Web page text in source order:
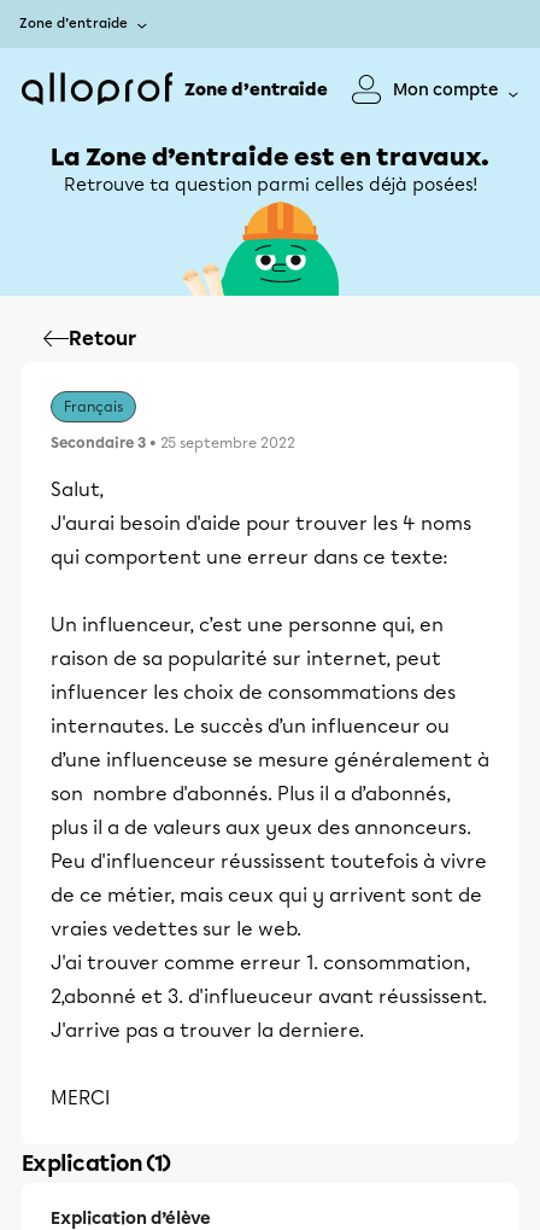
Zone d’entraide
Zone d’entraide Mon compte
La Zone d’entraide est en travaux.
Retrouve ta question parmi celles déjà posées!
Retour
Français
Secondaire 3 • 25 septembre 2022
Salut,
J'aurai besoin d'aide pour trouver les 4 noms
qui comportent une erreur dans ce texte:
Un influenceur, c’est une personne qui, en
raison de sa popularité sur internet, peut
influencer les choix de consommations des
internautes. Le succès d’un influenceur ou
d’une influenceuse se mesure généralement à
son nombre d'abonnés. Plus il a d’abonnés,
plus il a de valeurs aux yeux des annonceurs.
Peu d'influenceur réussissent toutefois à vivre
de ce métier, mais ceux qui y arrivent sont de
vraies vedettes sur le web.
J'ai trouver comme erreur 1. consommation,
2,abonné et 3. d'influeuceur avant réussissent.
J'arrive pas a trouver la derniere.
MERCI
Explication (1)
Explication d’élève